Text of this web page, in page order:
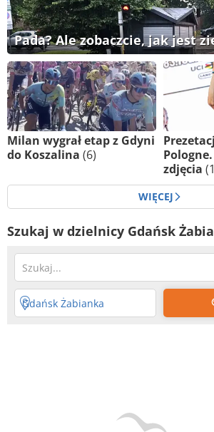
Pada? Ale zobaczcie, jak jest
Milan wygrał etap z Gdyni
do Koszalina (6)
zdjęcia
WIĘCEJ
Szukaj w dzielnicy Gdańsk
Gdańsk Żabianka